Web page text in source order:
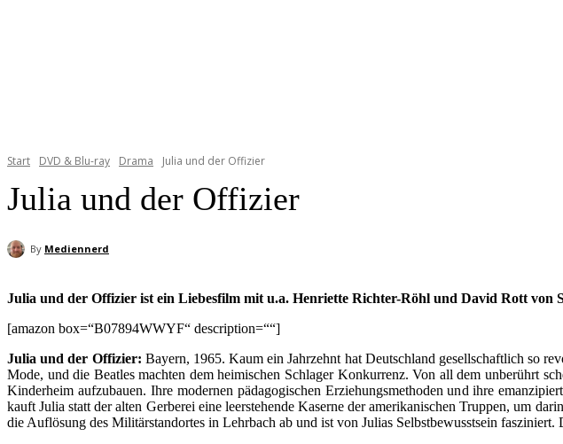
Start DVD & Blu-ray Drama Julia und der Offizier
Julia und der Offizier
By Mediennerd
Julia und der Offizier ist ein Liebesfilm mit u.a. Henriette Richter-Röhl und David Rott von
[amazon box=“B07894WWYF“ description=““]
Julia und der Offizier: Bayern, 1965. Kaum ein Jahrzehnt hat Deutschland gesellschaftlich so
Mode, und die Beatles machten dem heimischen Schlager Konkurrenz. Von all dem unberührt
Kinderheim aufzubauen. Ihre modernen pädagogischen Erziehungsmethoden und ihre
kauft Julia statt der alten Gerberei eine leerstehende Kaserne der amerikanischen Truppen, um
die Auflösung des Militärstandortes in Lehrbach ab und ist von Julias Selbstbewusstsein